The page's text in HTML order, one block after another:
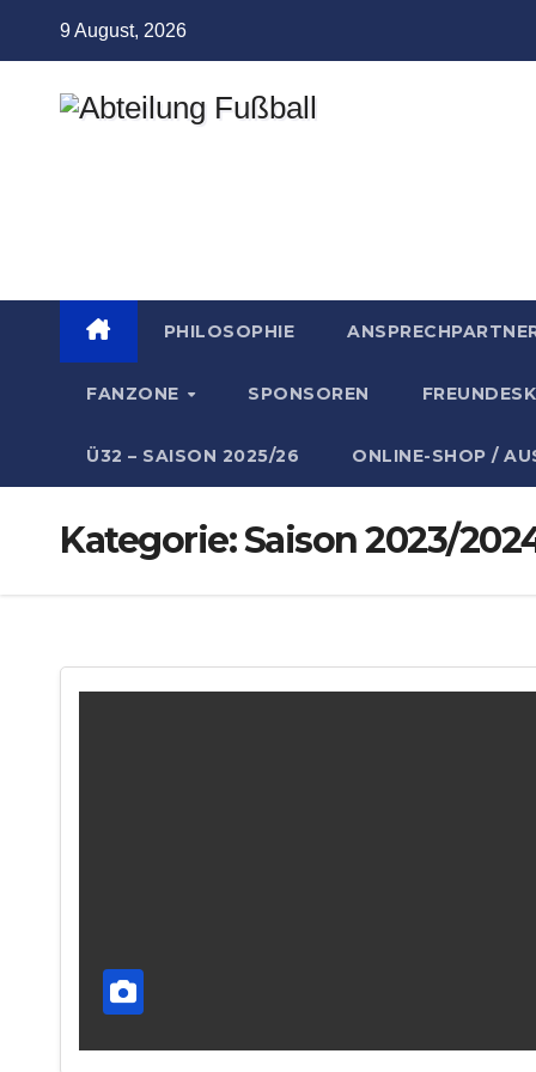
9 August, 2026
PHILOSOPHIE
FANZONE SPONSOREN
Ü32 – SAISON 2025/26 ONLINE-SHOP /
Kategorie:Saison 2023/